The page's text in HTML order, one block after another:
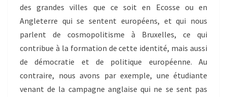
des grandes villes que ce soit en Ecosse ou en
Angleterre qui se sentent européens, et qui nous
parlent de cosmopolitisme à Bruxelles, ce qui
contribue à la formation de cette identité, mais aussi
de démocratie et de politique européenne. Au
contraire, nous avons par exemple, une étudiante
venant de la campagne anglaise qui ne se sent pas